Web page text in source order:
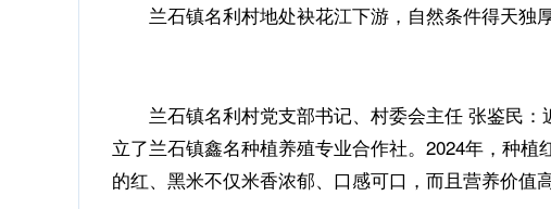
兰石镇名利村地处袂花江下游，自然条件得天独
兰石镇名利村党支部书记、村委会主任 张鉴民
立了兰石镇鑫名种植养殖专业合作社。2024年，种
的红、黑米不仅米香浓郁、口感可口，而且营养价值